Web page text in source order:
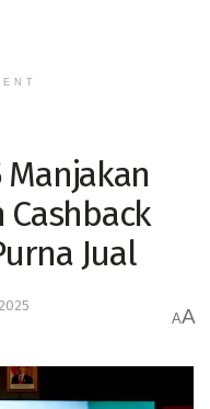
Manjakan
Cashback
Jual
AA